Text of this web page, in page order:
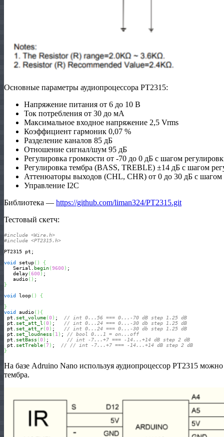
Основные параметры аудиопроцессора PT2315:
Напряжение питания от 6 до 10 В
Ток потребления от 30 до мА
Максимальное входное напряжение 2,5 Vrms
Коэффициент гармоник 0,07 %
Разделение каналов 85 дБ
Отношение сигнал/шум 95 дБ
Регулировка громкости от -70 до 0 дБ с шагом
Регулировка тембра (BASS, TREBLE) ±14 дБ с шагом
Аттенюаторы выходов (CHL, CHR) от 0 до 30 дБ с шагом
Управление I2C
Библиотека — https://github.com/liman324/PT2315.git
Тестовый скетч:
#include <Wire.h>
#include <PT2315.h>
PT2315 pt;
void setup( )
{
   Serial.
begin(9600) ;
   delay
(600) ;
   audio
( )
}
void loop( )
{
}
void audio( ) {
pt. set_volume(0) ; // int 0...56 === 0...-70 dB step 1.25 dB
pt. set_att_l (0) ; // int 0...24 === 0...-30 db step 1.25 dB
pt. set_att_r(0) ; // int 0...24 === 0...-30 db step 1.25 dB
pt. set_loudness ( 1 ) ; // bool 0...1 = on...off
pt. setBass (0) ; // int -7...+7 === -14...+14 dB step 2 dB
pt. setTreble(7) ; // // int -7...+7 === -14...+14 dB step 2 dB
}
На базе Adruino Nano используя аудиопроцессор PT2315
тембра.